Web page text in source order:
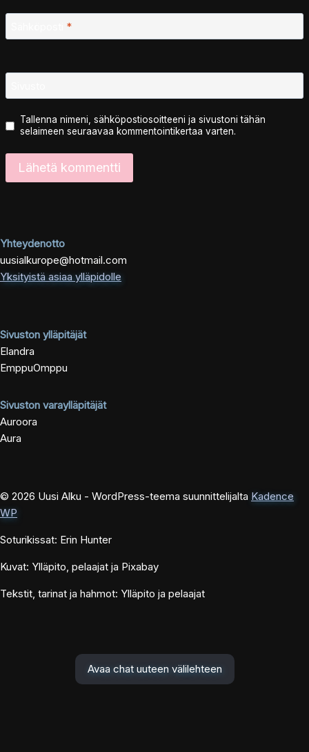
*
Tallenna nimeni, sähköpostiosoitteeni ja sivustoni tähän
selaimeen seuraavaa kommentointikertaa varten.
Yhteydenotto
uusialkurope@hotmail.com
Yksityistä asiaa ylläpidolle
Sivuston ylläpitäjät
Elandra
EmppuOmppu
Sivuston varaylläpitäjät
Auroora
Aura
© 2026 Uusi Alku - WordPress-teema suunnittelijalta Kadence
WP
Soturikissat: Erin Hunter
Kuvat: Ylläpito, pelaajat ja Pixabay
Tekstit, tarinat ja hahmot: Ylläpito ja pelaajat
Avaa chat uuteen välilehteen